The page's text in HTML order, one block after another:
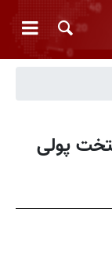
پولی